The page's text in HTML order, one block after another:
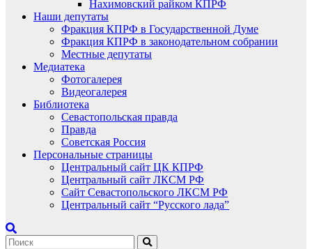
Нахимовский райком КПРФ
Наши депутаты
Фракция КПРФ в Государственной Думе
Фракция КПРФ в законодательном собрании
Местные депутаты
Медиатека
Фотогалерея
Видеогалерея
Библиотека
Севастопольская правда
Правда
Советская Россия
Персональные страницы
Центральный сайт ЦК КПРФ
Центральный сайт ЛКСМ РФ
Сайт Севастопольского ЛКСМ РФ
Центральный сайт “Русского лада”